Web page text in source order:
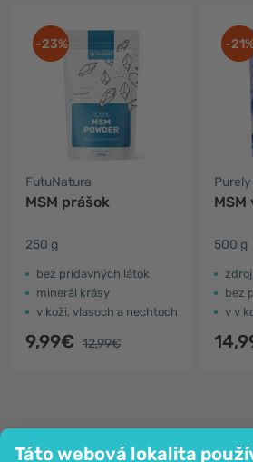
Táto webová lokalita
-23%
FutuNatura
MSM prášok
250 g
​bez prídavných látok
minerál krásy
v koži, vlasoch a nechtoch
9,99€ 12,99€
-
500 g
bez
v v